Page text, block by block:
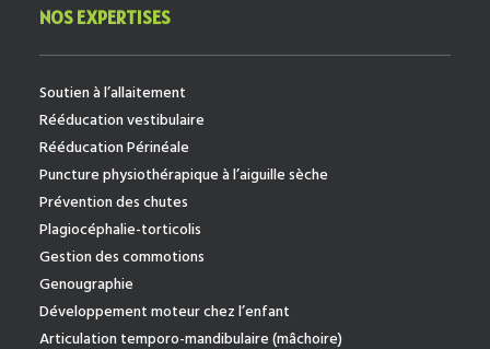
NOS EXPERTISES
Soutien à l’allaitement
Rééducation vestibulaire
Rééducation Périnéale
Puncture physiothérapique à l’aiguille sèche
Prévention des chutes
Plagiocéphalie-torticolis
Gestion des commotions
Genougraphie
Développement moteur chez l’enfant
Articulation temporo-mandibulaire (mâchoire)